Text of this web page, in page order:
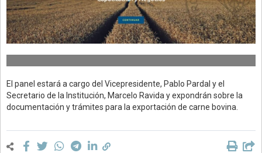
El panel estará a cargo del Vicepresidente, Pablo Pardal y el
Secretario de la Institución, Marcelo Ravida y expondrán sobre la
documentación y trámites para la exportación de carne bovina.